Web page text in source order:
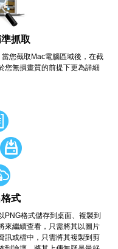
抓取
您截取Mac電腦區域後，在截
您無損畫質的前提下更為詳細
式
PNG格式儲存到桌面、複製到
來繼續查看，只需將其以圖片
訊或檔中，只需將其複製到剪